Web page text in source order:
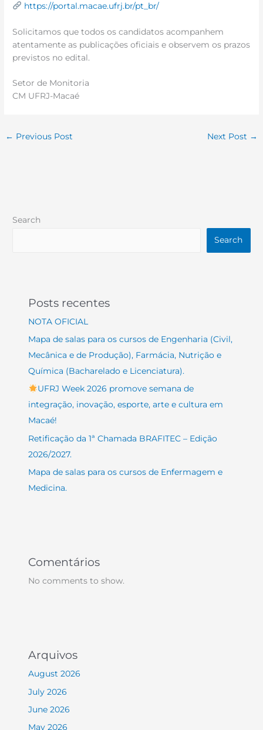
https://portal.macae.ufrj.br/pt_br/
Solicitamos que todos os candidatos acompanhem
atentamente as publicações oficiais e observem os prazos
previstos no edital.
Setor de Monitoria
CM UFRJ-Macaé
← Previous Post Next Post →
Search
Search
Posts recentes
NOTA OFICIAL
Mapa de salas para os cursos de Engenharia (Civil,
Mecânica e de Produção), Farmácia, Nutrição e
Química (Bacharelado e Licenciatura).
UFRJ Week 2026 promove semana de
integração, inovação, esporte, arte e cultura em
Macaé!
Retificação da 1ª Chamada BRAFITEC – Edição
2026/2027.
Mapa de salas para os cursos de Enfermagem e
Medicina.
Comentários
No comments to show.
Arquivos
August 2026
July 2026
June 2026
May 2026